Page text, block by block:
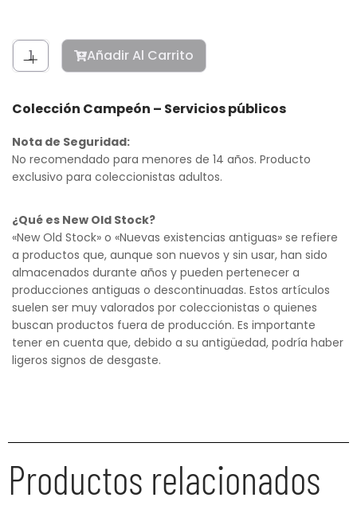
Añadir Al Carrito
Colección Campeón – Servicios públicos
Nota de Seguridad:
No recomendado para menores de 14 años. Producto
exclusivo para coleccionistas adultos.
¿Qué es New Old Stock?
«New Old Stock» o «Nuevas existencias antiguas» se refiere
a productos que, aunque son nuevos y sin usar, han sido
almacenados durante años y pueden pertenecer a
producciones antiguas o descontinuadas. Estos artículos
suelen ser muy valorados por coleccionistas o quienes
buscan productos fuera de producción. Es importante
tener en cuenta que, debido a su antigüedad, podría haber
ligeros signos de desgaste.
Productos relacionados